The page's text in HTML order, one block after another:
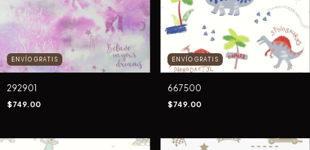
ENVÍO GRATIS
292901
$749.00
ENVÍO GRATIS
667500
$749.00